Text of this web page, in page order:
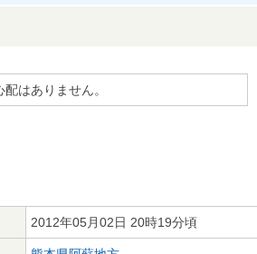
はありません。
2012年05月02日 20時19分頃